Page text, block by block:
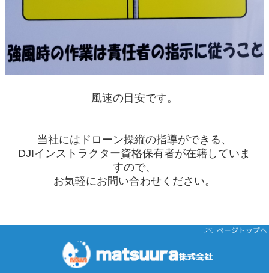
風速の目安です。
当社にはドローン操縦の指導ができる、
DJIインストラクター資格保有者が在籍していま
すので、
お気軽にお問い合わせください。